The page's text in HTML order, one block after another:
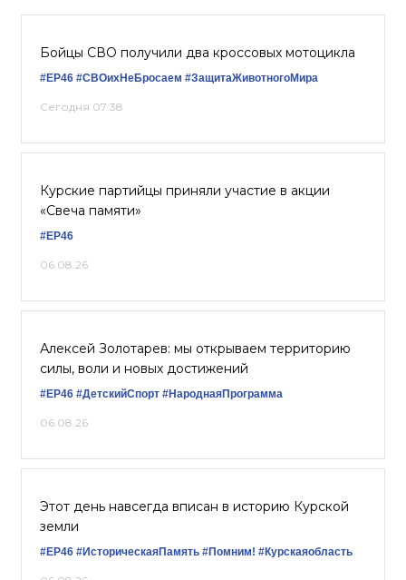
Бойцы СВО получили два кроссовых мотоцикла
#ЕР46 #СВОихНеБросаем #ЗащитаЖивотногоМира
Сегодня 07:38
Курские партийцы приняли участие в акции
«Свеча памяти»
#ЕР46
06.08.26
Алексей Золотарев: мы открываем территорию
силы, воли и новых достижений
#ЕР46 #ДетскийСпорт #НароднаяПрограмма
06.08.26
Этот день навсегда вписан в историю Курской
земли
#ЕР46 #ИсторическаяПамять #Помним! #Курскаяобласть